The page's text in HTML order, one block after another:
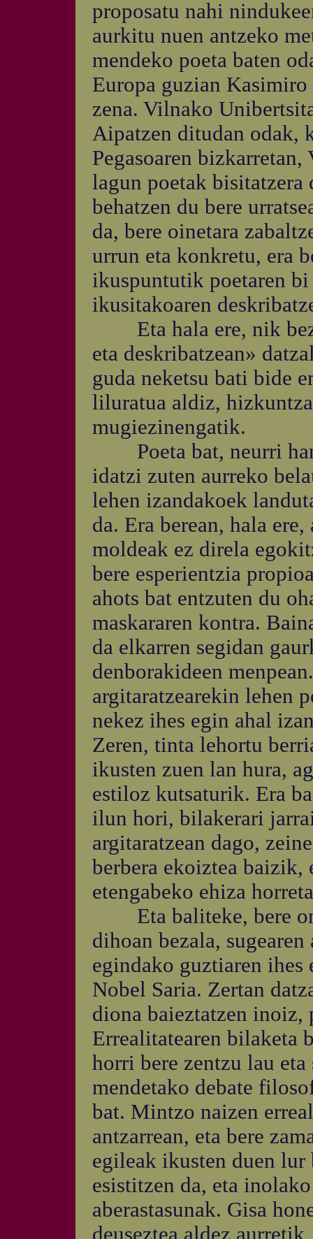
proposatu nahi
aurkitu nuen antzeko
mendeko poeta baten
Europa guzian
zena. Vilnako
Aipatzen ditudan odak,
Pegasoaren
lagun poetak bisitatzera
behatzen du bere
da, bere oinetara
urrun eta konkretu, era
ikuspuntutik poetaren
ikusitakoaren
Eta hala ere, nik
eta deskribatzean»
guda neketsu bati bide
liluratua aldiz,
mugiezinengatik.
Poeta bat, neurri
idatzi zuten aurreko
lehen izandakoek
da. Era berean, hala
moldeak ez direla
bere esperientzia
ahots bat entzuten du
maskararen kontra.
da elkarren segidan
denborakideen
argitaratzearekin lehen
nekez ihes egin ahal
Zeren, tinta lehortu
ikusten zuen lan hura,
estiloz kutsaturik. Era
ilun hori, bilakerari
argitaratzean dago,
berbera ekoiztea baizik,
etengabeko ehiza
Eta baliteke, bere
dihoan bezala,
egindako guztiaren ihes
Nobel Saria. Zertan
diona baieztatzen inoiz,
Errealitatearen bilaketa
horri bere zentzu lau
mendetako debate
bat. Mintzo naizen
antzarrean, eta bere
egileak ikusten duen
esistitzen da, eta
aberastasunak. Gisa
deuseztea aldez